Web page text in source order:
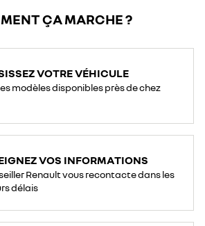
ÇA MARCHE ?
VOTRE VÉHICULE
modèles disponibles près de chez
VOS INFORMATIONS
Renault vous recontacte dans les
délais